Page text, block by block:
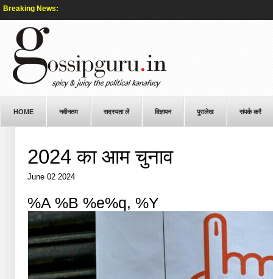
Breaking News:
HOME नवीनतम सदस्यता लें विज्ञापन पुरालेख संपर्क करै
2024 का आम चुनाव
June 02 2024
%A %B %e%q, %Y